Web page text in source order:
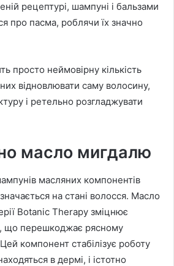
рецептурі, шампуні і бальзами
про пасма, роблячи їх значно
просто неймовірну кількість
відновлювати саму волосину,
і ретельно розгладжувати
масло мигдалю
масляних компонентів
на стані волосся. Масло
Botanic Therapy зміцнює
що перешкоджає рясному
компонент стабілізує роботу
в дермі, і істотно